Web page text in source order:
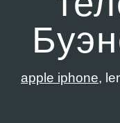
apple iphone,